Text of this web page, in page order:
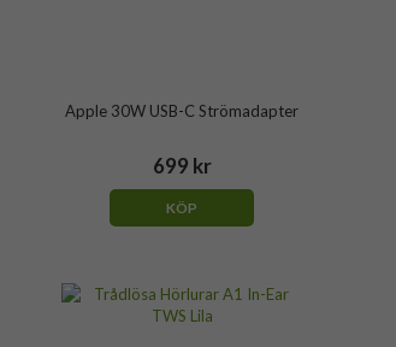
Apple 30W USB-C Strömadapter
699 kr
KÖP